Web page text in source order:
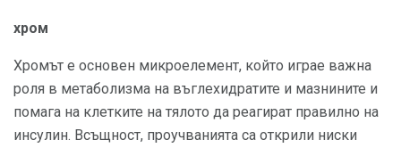
хром
Хромът е основен микроелемент, който играе важна
роля в метаболизма на въглехидратите и мазнините и
помага на клетките на тялото да реагират правилно на
инсулин. Всъщност, проучванията са открили ниски